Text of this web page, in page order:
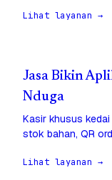
Lihat layanan →
Jasa Bikin
Nduga
Kasir khusus
stok bahan, QR
Lihat layanan →